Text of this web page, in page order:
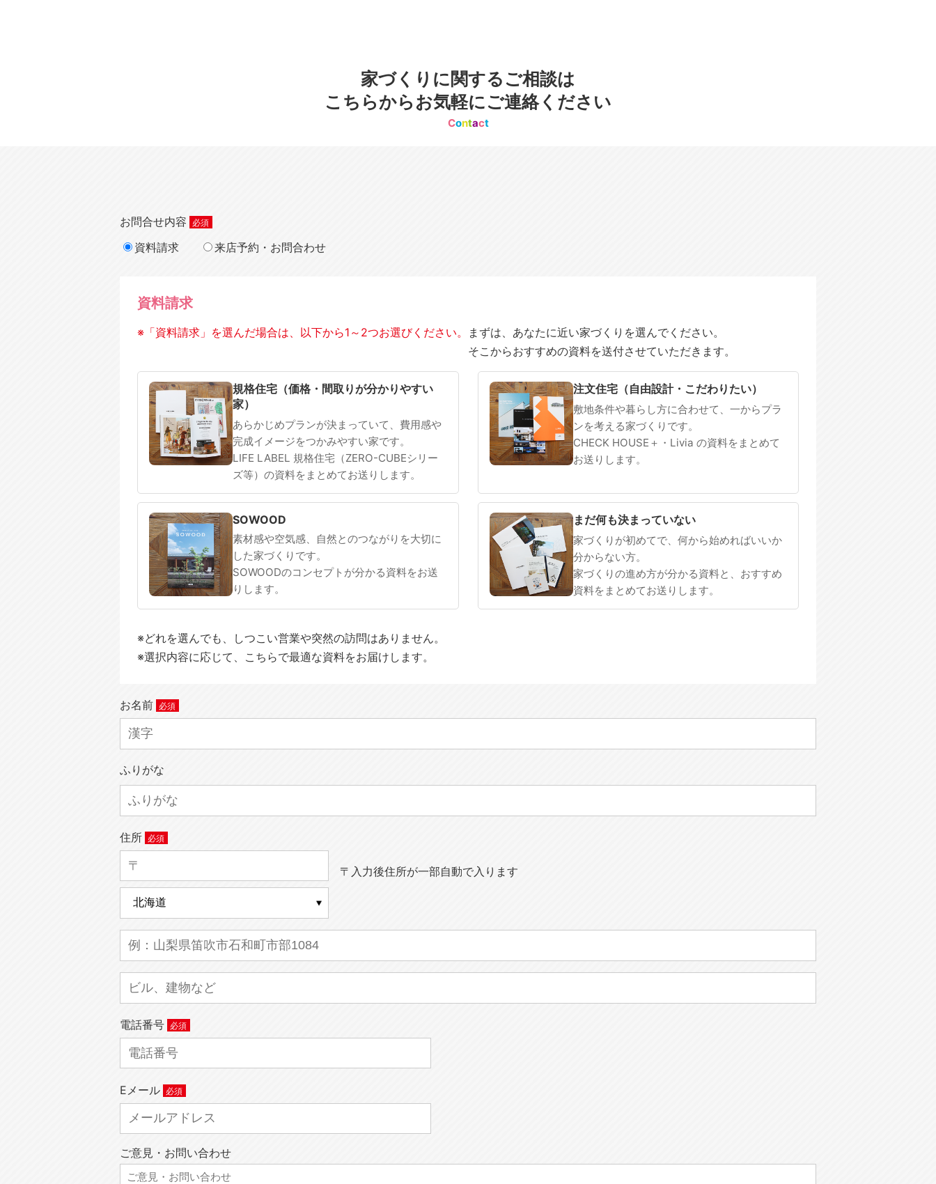
家づくりに関するご相談は
こちらからお気軽にご連絡ください
Contact
お問合せ内容
資料請求
来店予約・お問合わせ
資料請求
※「資料請求」を選んだ場合は、以下から1～2つお選びください。
まずは、あなたに近い家づくりを選んでください。
そこからおすすめの資料を送付させていただきます。
規格住宅
注文住宅 まだ何も決まっていない
規格住宅（価格・間取りが分かりやすい
家）
あらかじめプランが決まっていて、費用感や
完成イメージをつかみやすい家です。
LIFE LABEL 規格住宅（ZERO-CUBEシリー
ズ等）の資料をまとめてお送りします。
注文住宅（自由設計・こだわりたい）
敷地条件や暮らし方に合わせて、一からプラ
ンを考える家づくりです。
CHECK HOUSE＋・Livia の資料をまとめて
お送りします。
SOWOOD
素材感や空気感、自然とのつながりを大切に
した家づくりです。
SOWOODのコンセプトが分かる資料をお送
りします。
まだ何も決まっていない
家づくりが初めてで、何から始めればいいか
分からない方。
家づくりの進め方が分かる資料と、おすすめ
資料をまとめてお送りします。
※どれを選んでも、しつこい営業や突然の訪問はありません。
※選択内容に応じて、こちらで最適な資料をお届けします。
お名前
ふりがな
住所
〒入力後住所が一部自動で入ります
電話番号
Eメール
ご意見・お問い合わせ